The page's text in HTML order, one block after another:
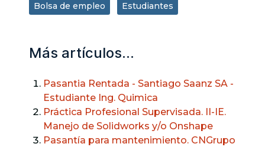
Bolsa de empleo Estudiantes
Más artículos…
Pasantia Rentada - Santiago Saanz SA -
Estudiante Ing. Quimica
Práctica Profesional Supervisada. II-IE.
Manejo de Solidworks y/o Onshape
Pasantía para mantenimiento. CNGrupo